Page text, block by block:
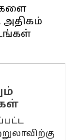
அதிகம்